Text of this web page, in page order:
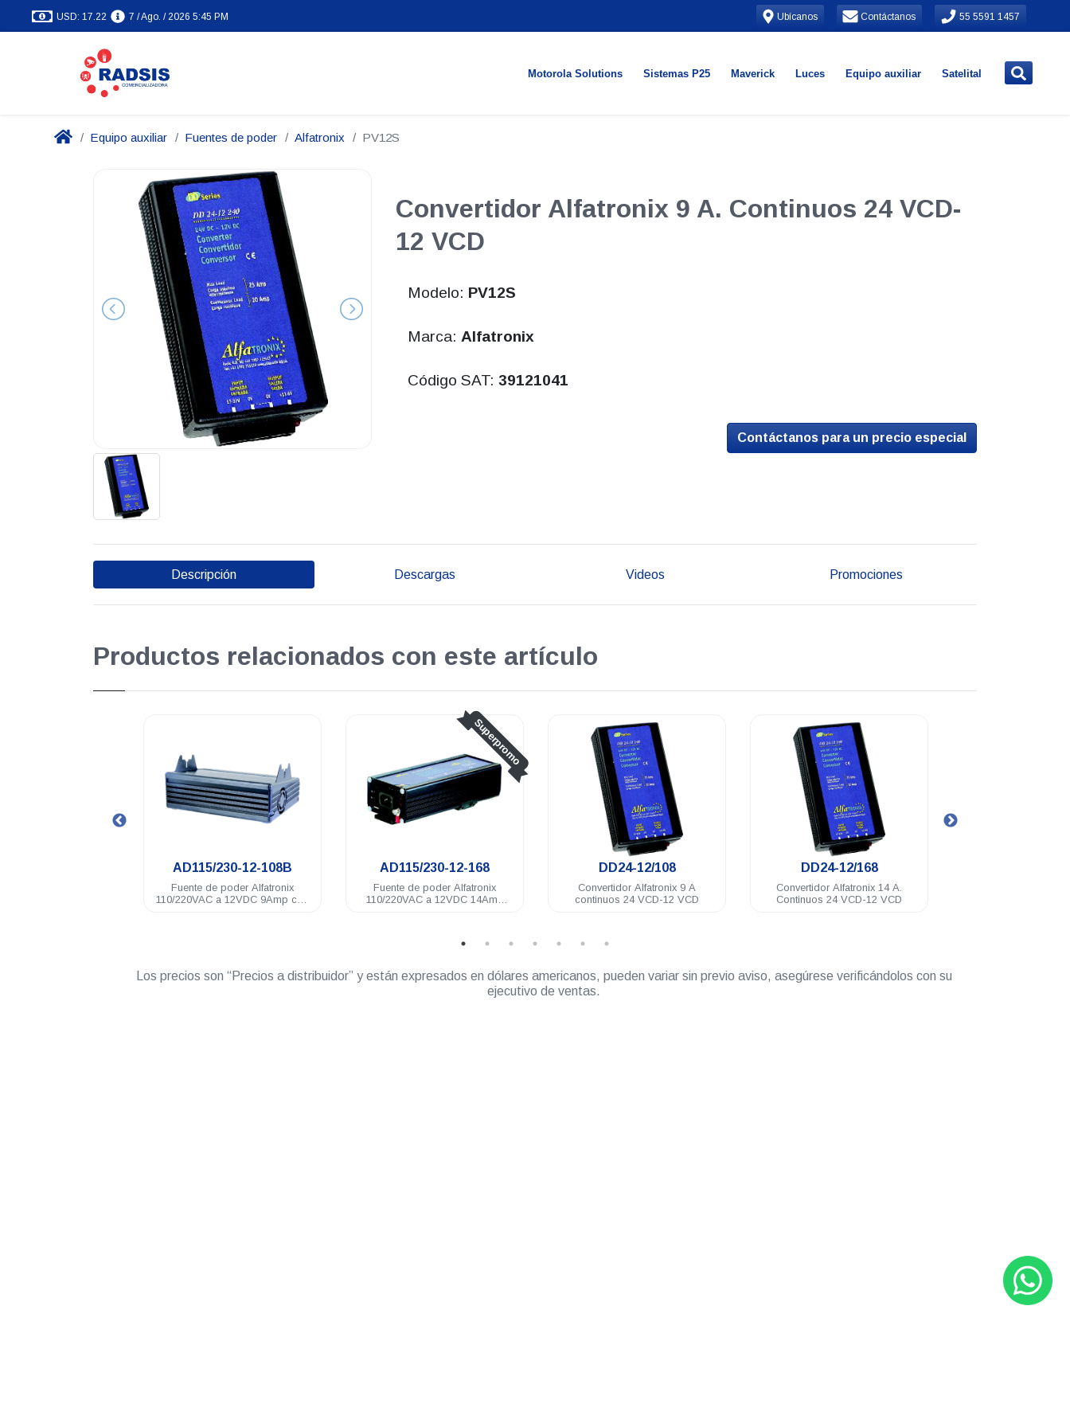
USD: 17.22 7 / Ago. / 2026 5:45 PM Ubícanos Contáctanos 55 5591 1457
Motorola Solutions Sistemas P25 Maverick Luces Equipo auxiliar Satelital
Equipo auxiliar Fuentes de poder Alfatronix PV12S
Convertidor Alfatronix 9 A. Continuos 24 VCD-
12 VCD
Modelo: PV12S
Marca: Alfatronix
Código SAT: 39121041
Contáctanos para un precio especial
Descripción Descargas Videos Promociones
Productos relacionados con este artículo
AD115/230-12-108B
Fuente de poder Alfatronix
110/220VAC a 12VDC 9Amp con
Superpromo
AD115/230-12-168
Fuente de poder Alfatronix
110/220VAC a 12VDC 14Amp
.
DD24-12/108
Convertidor Alfatronix 9 A
continuos 24 VCD-12 VCD
.
DD24-12/168
Convertidor Alfatronix 14 A.
Continuos 24 VCD-12 VCD
Los precios son “Precios a distribuidor” y están expresados en dólares americanos, pueden variar sin previo aviso, asegúrese verificándolos con su
ejecutivo de ventas.